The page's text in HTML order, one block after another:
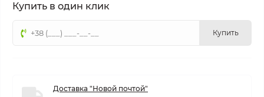
Купить в один клик
Купить
Доставка "Новой почтой"